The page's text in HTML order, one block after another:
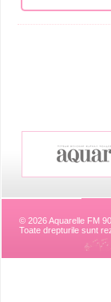
© 2026 Aquarelle FM
Toate drepturile sunt